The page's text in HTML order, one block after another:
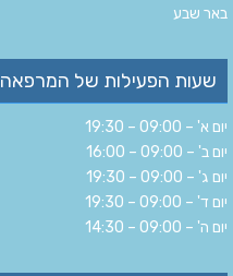
‏באר שבע‏
שעות הפעילות של המרפאה
יום א' – 09:00 – 19:30
יום ב' – 09:00 – 16:00
יום ג' – 09:00 – 19:30
יום ד' – 09:00 – 19:30
יום ה' – 09:00 – 14:30